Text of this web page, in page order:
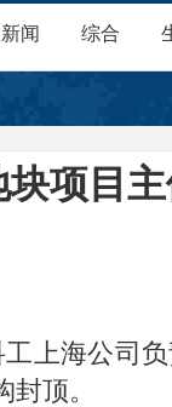
新闻 综合
块项目
上海公司负
顶。